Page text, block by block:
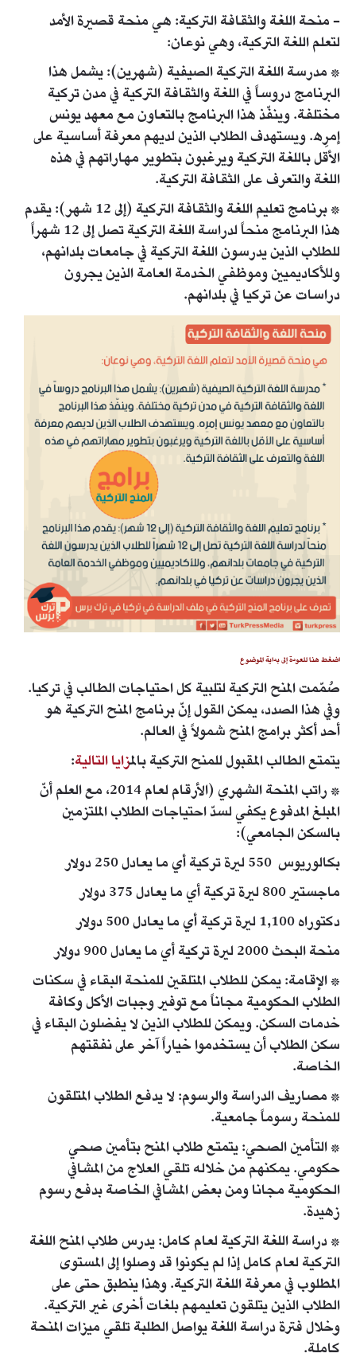
- منحة اللغة والثقافة التركية: هي منحة قصيرة الأمد
لتعلم اللغة التركية، وهي نوعان:
* مدرسة اللغة التركية الصيفية (شهرين): يشمل هذا
البرنامج دروساً في اللغة والثقافة التركية في مدن تركية
مختلفة. وينفّذ هذا البرنامج بالتعاون مع معهد يونس
إمرِه. ويستهدف الطلاب الذين لديهم معرفة أساسية على
الأقل باللغة التركية ويرغبون بتطوير مهاراتهم في هذه
اللغة والتعرف على الثقافة التركية.
* برنامج تعليم اللغة والثقافة التركية (إلى 12 شهر): يقدم
هذا البرنامج منحاً لدراسة اللغة التركية تصل إلى 12 شهراً
للطلاب الذين يدرسون اللغة التركية في جامعات بلدانهم،
وللأكاديميين وموظفي الخدمة العامة الذين يجرون
دراسات عن تركيا في بلدانهم.
اضغط هنا للعودة إلى بداية الموضوع
صُمّمت المنح التركية لتلبية كل احتياجات الطالب في تركيا.
وفي هذا الصدد، يمكن القول إنّ برنامج المنح التركية هو
أحد أكثر برامج المنح شمولاً في العالم.
يتمتع الطالب المقبول للمنح التركية بالمزايا التالية:
* راتب المنحة الشهري (الأرقام لعام 2014، مع العلم أنّ
المبلغ المدفوع يكفي لسدّ احتياجات الطلاب الملتزمين
بالسكن الجامعي):
بكالوريوس 550 ليرة تركية أي ما يعادل 250 دولار
ماجستير 800 ليرة تركية أي ما يعادل 375 دولار
دكتوراه 1,100 ليرة تركية أي ما يعادل 500 دولار
منحة البحث 2000 ليرة تركية أي ما يعادل 900 دولار
* الإقامة: يمكن للطلاب المتلقين للمنحة البقاء في سكنات
الطلاب الحكومية مجاناً مع توفير وجبات الأكل وكافة
خدمات السكن. ويمكن للطلاب الذين لا يفضلون البقاء في
سكن الطلاب أن يستخدموا خياراً آخر على نفقتهم
الخاصة.
* مصاريف الدراسة والرسوم: لا يدفع الطلاب المتلقون
للمنحة رسوماً جامعية.
* التأمين الصحي: يتمتع طلاب المنح بتأمين صحي
حكومي. يمكنهم من خلاله تلقي العلاج من المشافي
الحكومية مجانا ومن بعض المشافي الخاصة بدفع رسوم
زهيدة.
* دراسة اللغة التركية لعام كامل: يدرس طلاب المنح اللغة
التركية لعام كامل إذا لم يكونوا قد وصلوا إلى المستوى
المطلوب في معرفة اللغة التركية. وهذا ينطبق حتى على
الطلاب الذين يتلقون تعليمهم بلغات أخرى غير التركية.
وخلال فترة دراسة اللغة يواصل الطلبة تلقي ميزات المنحة
كاملة.